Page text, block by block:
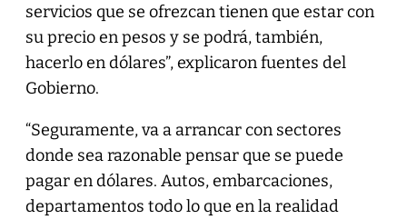
servicios que se ofrezcan tienen que estar con
su precio en pesos y se podrá, también,
hacerlo en dólares”, explicaron fuentes del
Gobierno.
“Seguramente, va a arrancar con sectores
donde sea razonable pensar que se puede
pagar en dólares. Autos, embarcaciones,
departamentos todo lo que en la realidad